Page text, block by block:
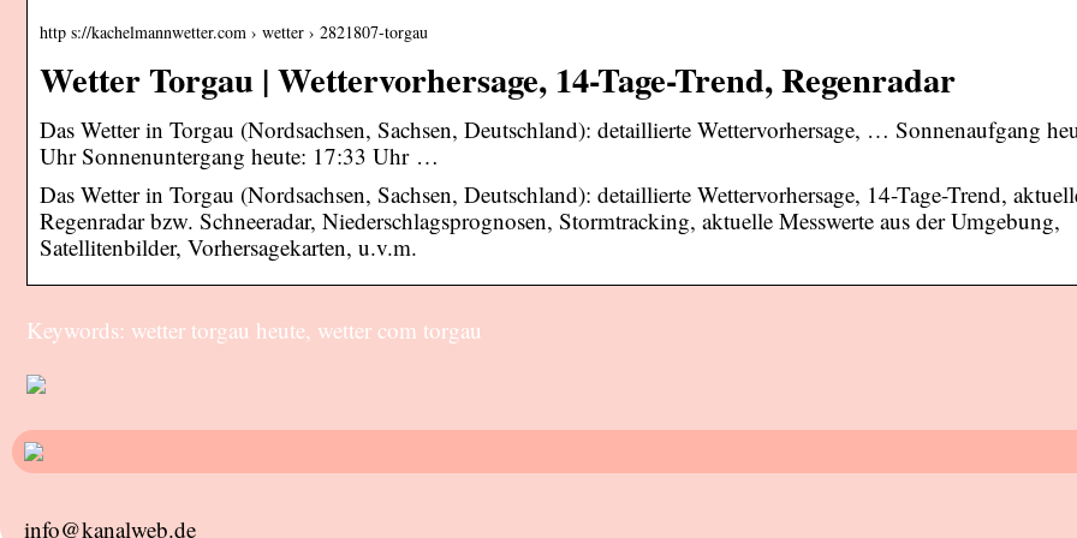
http s://kachelmannwetter.com › wetter › 2821807-torgau
Wetter Torgau | Wettervorhersage, 14-Tage-Trend, Regenradar
Das Wetter in Torgau (Nordsachsen, Sachsen, Deutschland): detaillierte Wettervorhersage, … Sonnenaufgang
Uhr Sonnenuntergang heute: 17:33 Uhr …
Das Wetter in Torgau (Nordsachsen, Sachsen, Deutschland): detaillierte Wettervorhersage, 14-Tage-Trend,
Regenradar bzw. Schneeradar, Niederschlagsprognosen, Stormtracking, aktuelle Messwerte aus der Umgebung,
Satellitenbilder, Vorhersagekarten, u.v.m.
Keywords: wetter torgau heute, wetter com torgau
info@kanalweb.de